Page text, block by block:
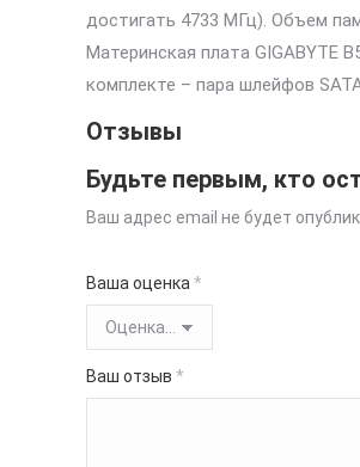
достигать 4733 МГц). Объем
Материнская плата GIGABYTE
комплекте – пара шлейфов
Отзывы
Будьте первым, кто
Ваш адрес email не будет
Ваша оценка *
Ваш отзыв *